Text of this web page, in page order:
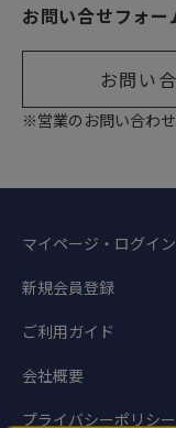
お問い合せフォー
お問い
※営業のお問い合わ
マイページ・ログイン
新規会員登録
ご利用ガイド
会社概要
プライバシーポリシー